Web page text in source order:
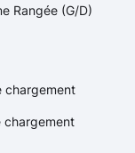
Rangée (G/D)
chargement
chargement